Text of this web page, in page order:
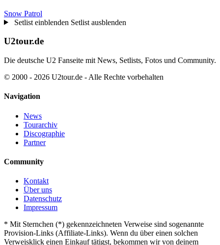
Snow Patrol
Setlist einblenden Setlist ausblenden
U2tour.de
Die deutsche U2 Fanseite mit News, Setlists, Fotos und Community.
© 2000 - 2026 U2tour.de - Alle Rechte vorbehalten
Navigation
News
Tourarchiv
Discographie
Partner
Community
Kontakt
Über uns
Datenschutz
Impressum
* Mit Sternchen (*) gekennzeichneten Verweise sind sogenannte
Provision-Links (Affiliate-Links). Wenn du über einen solchen
Verweisklick einen Einkauf tätigst, bekommen wir von deinem